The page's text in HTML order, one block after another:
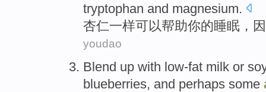
tryptophan and magnesium.
杏仁一样可以帮助你的睡眠 ，
youdao
Blend up with low-fat milk or
blueberries, and perhaps some